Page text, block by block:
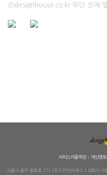
ⓒdesignhouse.co.kr 무단 전재 및
서비스이용약관| 개인정
서울시 중구 동호로 272 (주)디자인하우스 | 대표자